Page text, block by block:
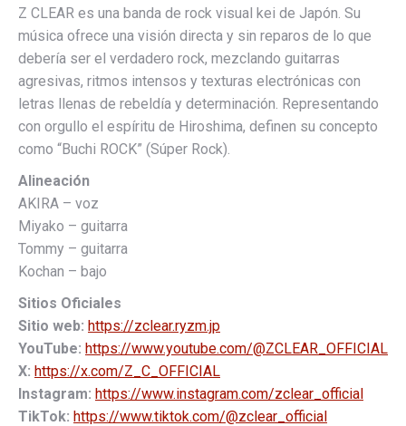
Z CLEAR es una banda de rock visual kei de Japón. Su
música ofrece una visión directa y sin reparos de lo que
debería ser el verdadero rock, mezclando guitarras
agresivas, ritmos intensos y texturas electrónicas con
letras llenas de rebeldía y determinación. Representando
con orgullo el espíritu de Hiroshima, definen su concepto
como “Buchi ROCK” (Súper Rock).
Alineación
AKIRA – voz
Miyako – guitarra
Tommy – guitarra
Kochan – bajo
Sitios Oficiales
Sitio web: https://zclear.ryzm.jp
YouTube: https://www.youtube.com/@ZCLEAR_OFFICIAL
X: https://x.com/Z_C_OFFICIAL
Instagram: https://www.instagram.com/zclear_official
TikTok: https://www.tiktok.com/@zclear_official